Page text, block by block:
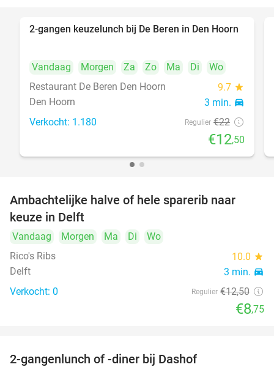
43%
2-gangen keuzelunch bij De Beren in Den Hoorn
Vandaag Morgen Za Zo Ma Di
Wo
Restaurant De Beren Den Hoorn
9.7 star
Den Hoorn 3 min. directions_car
Verkocht: 1.180 Regulier €22
€12,50
TODAY
Ambachtelijke halve of hele sparerib naar
keuze in Delft
Vandaag Morgen Ma Di
Wo
Rico's Ribs
10.0 star
Delft 3 min. directions_car
Verkocht: 0 Regulier €12,50
€8,75
2-gangenlunch of -diner bij Dashof